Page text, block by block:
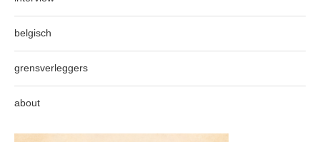
belgisch
grensverleggers
about